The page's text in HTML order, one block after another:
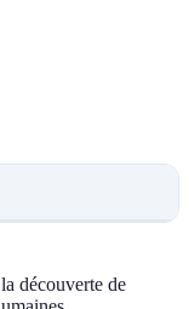
découverte de